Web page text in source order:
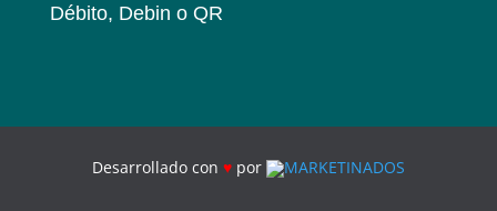
Débito, Debin o QR
Desarrollado con ♥ por